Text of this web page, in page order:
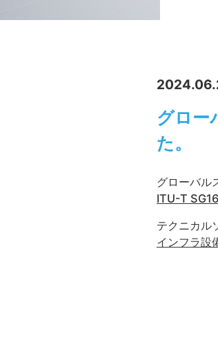
グロー
た。
グローバル
ITU-T
テクニカル
インフラ設